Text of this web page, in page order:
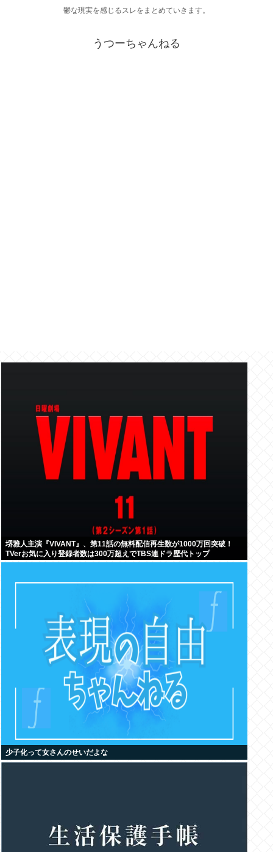
鬱な現実を感じるスレをまとめていきます。
うつーちゃんねる
堺雅人主演『VIVANT』、第11話の無料配信再生数が1000万回突破！
TVerお気に入り登録者数は300万超えでTBS連ドラ歴代トップ
少子化って女さんのせいだよな